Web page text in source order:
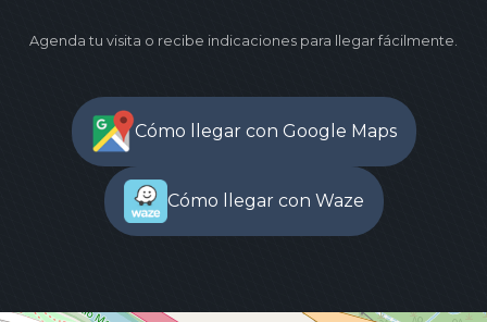
Agenda tu visita o recibe indicaciones para llegar fácilmente.
Cómo llegar con Google Maps
Cómo llegar con Waze